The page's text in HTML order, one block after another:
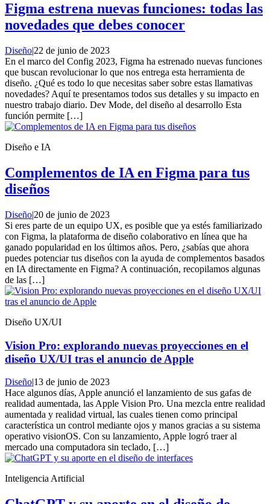
Figma estrena nuevas funciones: todas las
novedades que debes conocer
Diseño|22 de junio de 2023
En el marco del Config 2023, Figma ha estrenado nuevas funciones
que buscan revolucionar lo que nos entrega esta herramienta de
diseño. ¿Qué es todo lo que necesitas saber sobre estas llamativas
novedades? Aquí te presentamos todos sus detalles y su impacto en
nuestro trabajo diario. Dev Mode, del diseño al desarrollo Esta
función permite […]
Diseño e IA
Complementos de IA en Figma para tus
diseños
Diseño|20 de junio de 2023
Si eres parte de un equipo UX, es posible que ya estés familiarizado
con Figma, la plataforma de diseño colaborativo en línea que ha
ganado popularidad en los últimos años. Pero, ¿sabías que ahora
puedes potenciar tus diseños con la ayuda de complementos basados
en IA directamente en Figma? A continuación, recopilamos algunas
de las […]
Diseño UX/UI
Vision Pro: explorando nuevas proyecciones en el
diseño UX/UI tras el anuncio de Apple
Diseño|13 de junio de 2023
Hace algunos días, Apple anunció el lanzamiento de sus gafas de
realidad aumentada, las Apple Vision Pro. Una mezcla entre realidad
aumentada y realidad virtual, las cuales tienen como principal
característica un control mediante ojos y manos gracias a su sistema
operativo visionOS. Con su lanzamiento, Apple logró traer al
mercado una computadora sin teclado, […]
Inteligencia Artificial